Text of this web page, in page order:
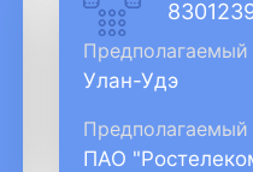
Предполагаемый
Улан-Удэ
Предполагаемый
ПАО